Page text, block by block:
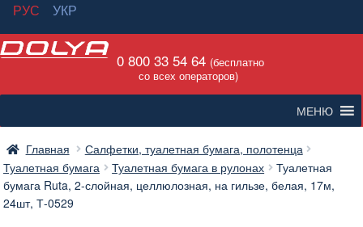
РУС
УКР
Перейти
навигации
Перейти
содержимому
0 800 33 54 64 (бесплатно
со всех операторов)
МЕНЮ
Главная
Салфетки, туалетная бумага, полотенца
Туалетная бумага
Туалетная бумага в рулонах
Туалетная
бумага Ruta, 2-слойная, целлюлозная, на гильзе, белая, 17м,
24шт, Т-0529